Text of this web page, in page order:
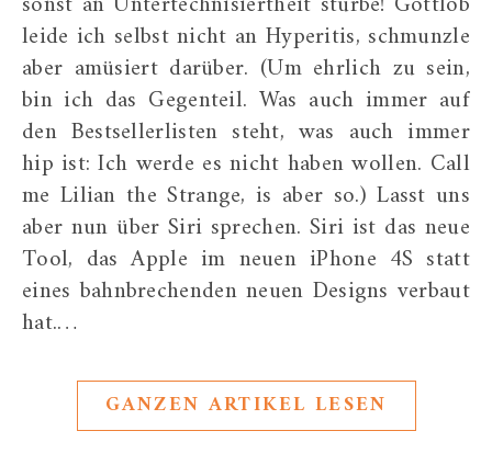
leide ich selbst nicht an Hyperitis, schmunzle
aber amüsiert darüber. (Um ehrlich zu sein,
bin ich das Gegenteil. Was auch immer auf
den Bestsellerlisten steht, was auch immer
hip ist: Ich werde es nicht haben wollen. Call
me Lilian the Strange, is aber so.) Lasst uns
aber nun über Siri sprechen. Siri ist das neue
Tool, das Apple im neuen iPhone 4S statt
eines bahnbrechenden neuen Designs verbaut
hat.…
GANZEN ARTIKEL LESEN